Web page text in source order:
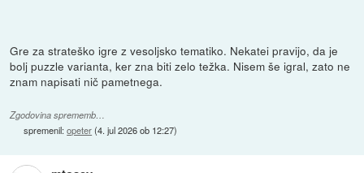
Gre za strateško igre z vesoljsko tematiko. Nekatei pravijo, da je
bolj puzzle varianta, ker zna biti zelo težka. Nisem še igral, zato ne
znam napisati nič pametnega.
Zgodovina sprememb…
spremenil:opeter(4. jul 2026 ob 12:27)